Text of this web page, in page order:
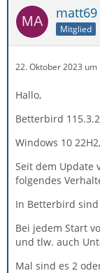
matt69
Mitglied
22. Oktober 2023 um
Hallo,
Betterbird
Windows 10
Seit dem Update
folgendes
In Betterbird
Bei jedem Start
und tlw. auch
Mal sind es 2